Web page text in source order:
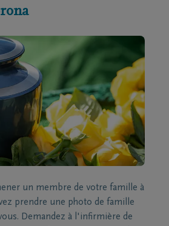
un membre de votre famille à
prendre une photo de famille
Demandez à l'infirmière de